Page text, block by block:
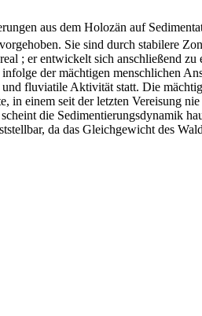
aus dem Holozän auf
Sie sind durch stabilere
; er entwickelt sich anschließend
der mächtigen menschlichen
fluviatile Aktivität statt. Die
in einem seit der letzten Vereisung
die Sedimentierungsdynamik
da das Gleichgewicht des